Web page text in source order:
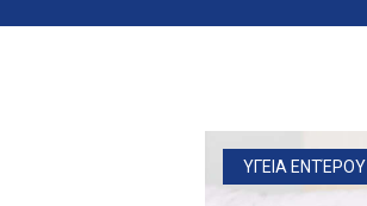
ΥΓΕΙΑ ΕΝΤΈΡΟΥ